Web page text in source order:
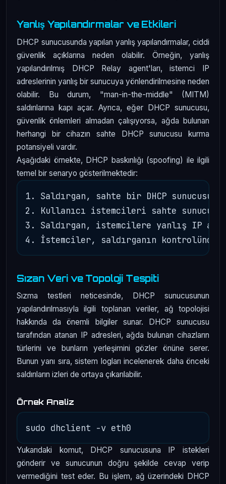
Yanlış Yapılandırmalar ve Etkileri
DHCP sunucusunda yapılan yanlış yapılandırmalar, ciddi
güvenlik açıklarına neden olabilir. Örneğin, yanlış
yapılandırılmış DHCP Relay agent'ları, istemci IP
adreslerinin yanlış bir sunucuya yönlendirilmesine neden
olabilir. Bu durum, "man-in-the-middle" (MITM)
saldırılarına kapı açar. Ayrıca, eğer DHCP sunucusu,
güvenlik önlemleri almadan çalışıyorsa, ağda bulunan
herhangi bir cihazın sahte DHCP sunucusu kurma
potansiyeli vardır.
Aşağıdaki örnekte, DHCP baskınlığı (spoofing) ile ilgili
temel bir senaryo gösterilmektedir:
1. Saldırgan, sahte bir DHCP sunucusu
2. Kullanıcı istemcileri sahte sunucuya
3. Saldırgan, istemcilere yanlış IP
Sızan Veri ve Topoloji Tespiti
Sızma testleri neticesinde, DHCP sunucusunun
yapılandırılmasıyla ilgili toplanan veriler, ağ topolojisi
hakkında da önemli bilgiler sunar. DHCP sunucusu
tarafından atanan IP adresleri, ağda bulunan cihazların
türlerini ve bunların yerleşimini gözler önüne serer.
Bunun yanı sıra, sistem logları incelenerek daha önceki
saldırıların izleri de ortaya çıkarılabilir.
Örnek Analiz
Yukarıdaki komut, DHCP sunucusuna IP istekleri
gönderir ve sunucunun doğru şekilde cevap verip
vermediğini test eder. Bu işlem, ağ üzerindeki DHCP